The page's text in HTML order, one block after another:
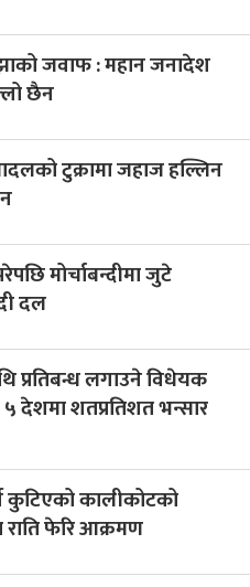
जवाफ : महान जनादेश
छैन
टुक्रामा जहाज हल्लिन
मोर्चाबन्दीमा जुटे
दल
प्रतिबन्ध लगाउने विधेयक
५ देशमा शतप्रतिशत भन्सार
कुटिएको कालीकोटको
फेरि आक्रमण